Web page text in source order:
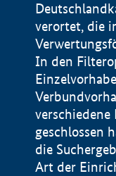
verortet, die
In den
geschlossen
die
Art der